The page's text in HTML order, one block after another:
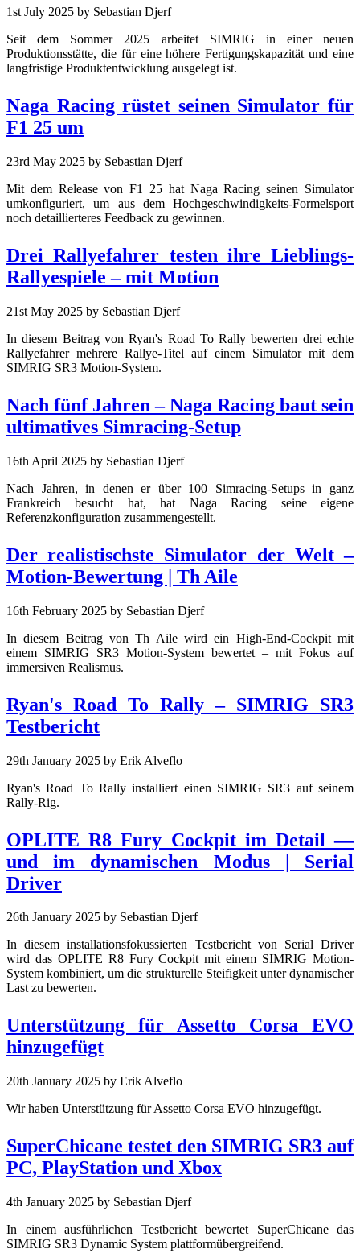
1st July 2025 by Sebastian Djerf
Seit dem Sommer 2025 arbeitet SIMRIG in einer neuen
Produktionsstätte, die für eine höhere Fertigungskapazität und eine
langfristige Produktentwicklung ausgelegt ist.
Naga Racing rüstet seinen Simulator für
F1 25 um
23rd May 2025 by Sebastian Djerf
Mit dem Release von F1 25 hat Naga Racing seinen Simulator
umkonfiguriert, um aus dem Hochgeschwindigkeits-Formelsport
noch detaillierteres Feedback zu gewinnen.
Drei Rallyefahrer testen ihre Lieblings-
Rallyespiele – mit Motion
21st May 2025 by Sebastian Djerf
In diesem Beitrag von Ryan's Road To Rally bewerten drei echte
Rallyefahrer mehrere Rallye-Titel auf einem Simulator mit dem
SIMRIG SR3 Motion-System.
Nach fünf Jahren – Naga Racing baut sein
ultimatives Simracing-Setup
16th April 2025 by Sebastian Djerf
Nach Jahren, in denen er über 100 Simracing-Setups in ganz
Frankreich besucht hat, hat Naga Racing seine eigene
Referenzkonfiguration zusammengestellt.
Der realistischste Simulator der Welt –
Motion-Bewertung | Th Aile
16th February 2025 by Sebastian Djerf
In diesem Beitrag von Th Aile wird ein High-End-Cockpit mit
einem SIMRIG SR3 Motion-System bewertet – mit Fokus auf
immersiven Realismus.
Ryan's Road To Rally – SIMRIG SR3
Testbericht
29th January 2025 by Erik Alveflo
Ryan's Road To Rally installiert einen SIMRIG SR3 auf seinem
Rally-Rig.
OPLITE R8 Fury Cockpit im Detail —
und im dynamischen Modus | Serial
Driver
26th January 2025 by Sebastian Djerf
In diesem installationsfokussierten Testbericht von Serial Driver
wird das OPLITE R8 Fury Cockpit mit einem SIMRIG Motion-
System kombiniert, um die strukturelle Steifigkeit unter dynamischer
Last zu bewerten.
Unterstützung für Assetto Corsa EVO
hinzugefügt
20th January 2025 by Erik Alveflo
Wir haben Unterstützung für Assetto Corsa EVO hinzugefügt.
SuperChicane testet den SIMRIG SR3 auf
PC, PlayStation und Xbox
4th January 2025 by Sebastian Djerf
In einem ausführlichen Testbericht bewertet SuperChicane das
SIMRIG SR3 Dynamic System plattformübergreifend.